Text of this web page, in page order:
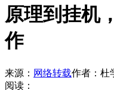
原理到挂机
作
来源： 网络转载作者：杜
阅读：